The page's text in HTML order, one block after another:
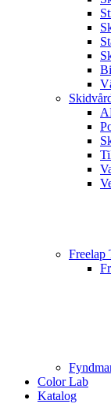
Freelap
Color Lab
Katalog